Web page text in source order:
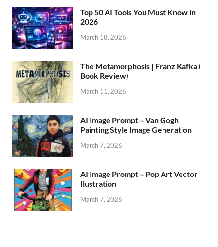
Top 50 AI Tools You Must Know in
2026
March 18, 2026
The Metamorphosis | Franz Kafka (
Book Review)
March 11, 2026
AI Image Prompt – Van Gogh
Painting Style Image Generation
March 7, 2026
AI Image Prompt – Pop Art Vector
Ilustration
March 7, 2026